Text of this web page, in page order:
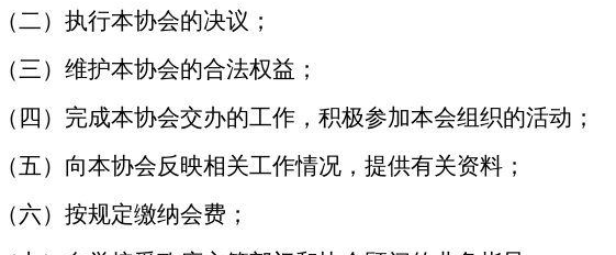
二）执行本协会的决议；
三）维护本协会的合法权益；
四）完成本协会交办的工作，积极参加本会组织的活动；
五）向本协会反映相关工作情况，提供有关资料；
六）按规定缴纳会费；